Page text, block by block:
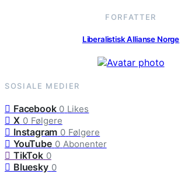
FORFATTER
Liberalistisk Allianse Norge
SOSIALE MEDIER
Facebook 0 Likes
X 0 Følgere
Instagram 0 Følgere
YouTube 0 Abonenter
TikTok 0
Bluesky 0